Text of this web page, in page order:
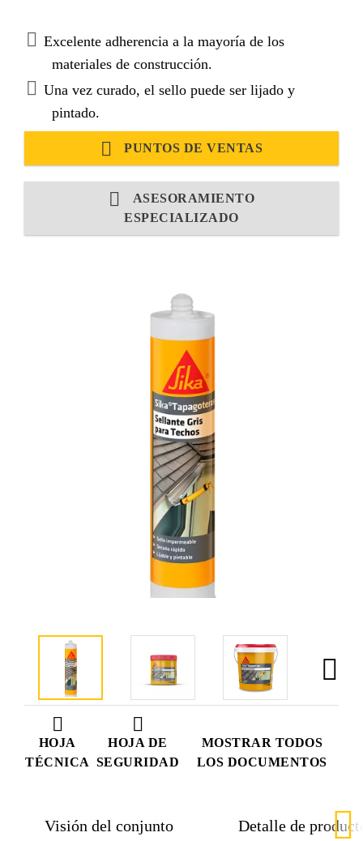
HOJA
TÉCNICA
HOJA DE
SEGURIDAD
MOSTRAR TODOS
LOS DOCUMENTOS
Excelente adherencia a la mayoría de los
materiales de construcción.
Una vez curado, el sello puede ser lijado y
pintado.
PUNTOS DE VENTAS
ASESORAMIENTO
ESPECIALIZADO
Visión del conjunto Detalle de